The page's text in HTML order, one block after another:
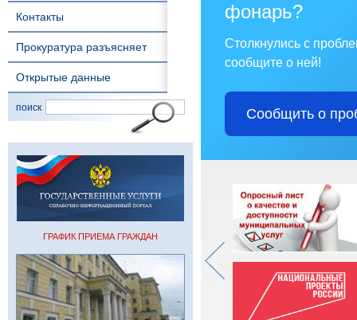
Контакты
Прокуратура разъясняет
Открытые данные
поиск
ГРАФИК ПРИЕМА ГРАЖДАН
фонарь?
Столкнулись с
сообщите о ней!
Сообщить о